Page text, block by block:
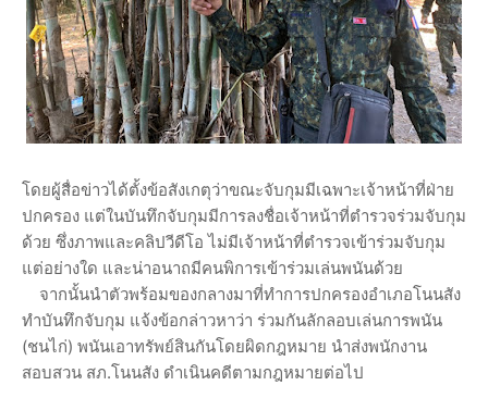
โดยผู้สื่อข่าวได้ตั้งข้อสังเกตุว่าขณะจับกุมมีเฉพาะเจ้าหน้าที่ฝ่าย
ปกครอง แต่ในบันทึกจับกุมมีการลงชื่อเจ้าหน้าที่ตำรวจร่วมจับกุม
ด้วย ซึ่งภาพและคลิปวีดีโอ ไม่มีเจ้าหน้าที่ตำรวจเข้าร่วมจับกุม
แต่อย่างใด และน่าอนาถมีคนพิการเข้าร่วมเล่นพนันด้วย
จากนั้นนำตัวพร้อมของกลางมาที่ทำการปกครองอำเภอโนนสัง
ทำบันทึกจับกุม แจ้งข้อกล่าวหาว่า ร่วมกันลักลอบเล่นการพนัน
(ชนไก่) พนันเอาทรัพย์สินกันโดยผิดกฎหมาย นำส่งพนักงาน
สอบสวน สภ.โนนสัง ดำเนินคดีตามกฎหมายต่อไป